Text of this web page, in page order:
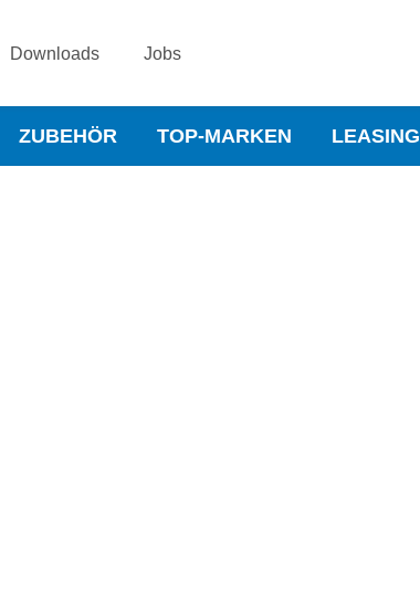
Downloads Jobs
ZUBEHÖR TOP-MARKEN LEASING